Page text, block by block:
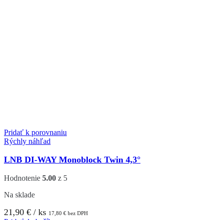
Pridať k porovnaniu
Rýchly náhľad
LNB DI-WAY Monoblock Twin 4,3°
Hodnotenie 5.00 z 5
Na sklade
21,90 € / ks 17,80 € bez DPH